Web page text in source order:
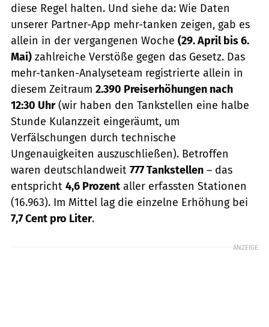
diese Regel halten. Und siehe da: Wie Daten
unserer Partner-App mehr-tanken zeigen, gab es
allein in der vergangenen Woche (29. April bis 6.
Mai) zahlreiche Verstöße gegen das Gesetz. Das
mehr-tanken-Analyseteam registrierte allein in
diesem Zeitraum 2.390 Preiserhöhungen nach
12:30 Uhr(wir haben den Tankstellen eine halbe
Stunde Kulanzzeit eingeräumt, um
Verfälschungen durch technische
Ungenauigkeiten auszuschließen). Betroffen
waren deutschlandweit 777 Tankstellen – das
entspricht 4,6 Prozent aller erfassten Stationen
(16.963). Im Mittel lag die einzelne Erhöhung bei
7,7 Cent pro Liter.
ANZEIGE